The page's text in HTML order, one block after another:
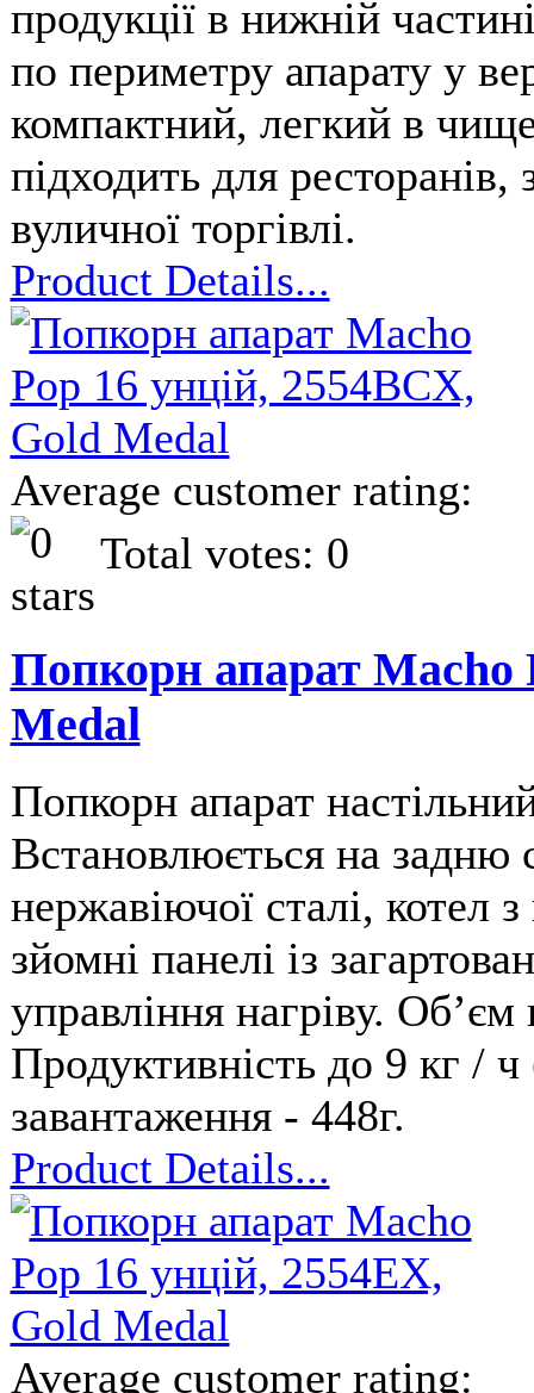
продукції в нижній
по периметру апарату у
компактний, легкий в
підходить для ресторанів,
вуличної торгівлі.
Product Details...
Average customer rating:
Total votes: 0
Попкорн апарат Macho
Medal
Попкорн апарат
Встановлюється на задню
нержавіючої сталі, котел
зйомні панелі із
управління нагріву.
Продуктивність до 9 кг /
завантаження - 448г.
Product Details...
Average customer rating: